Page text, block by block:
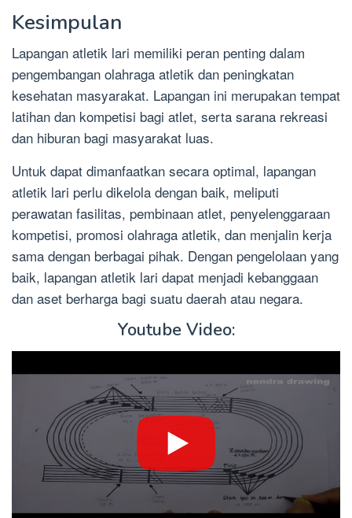
Kesimpulan
Lapangan atletik lari memiliki peran penting dalam
pengembangan olahraga atletik dan peningkatan
kesehatan masyarakat. Lapangan ini merupakan tempat
latihan dan kompetisi bagi atlet, serta sarana rekreasi
dan hiburan bagi masyarakat luas.
Untuk dapat dimanfaatkan secara optimal, lapangan
atletik lari perlu dikelola dengan baik, meliputi
perawatan fasilitas, pembinaan atlet, penyelenggaraan
kompetisi, promosi olahraga atletik, dan menjalin kerja
sama dengan berbagai pihak. Dengan pengelolaan yang
baik, lapangan atletik lari dapat menjadi kebanggaan
dan aset berharga bagi suatu daerah atau negara.
Youtube Video: